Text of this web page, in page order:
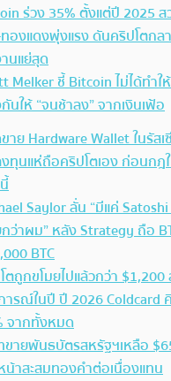
ร่วง 35% ตั้งแต่ปี 2025
ทองแดงพุ่งแรง ดันคริปโตก
นแย่สุด
Melker ชี้ Bitcoin ไม่ได้ทำใ
นให้ “จนช้าลง” จากเงินเฟ้อ
าย Hardware Wallet ในรัส
ทุนแห่ถือคริปโตเอง ก่อนกฎใ
Saylor ลั่น “มีแค่
ว่าผม” หลัง Strategy ถือ
BTC
ตถูกขโมยไปแล้วกว่า
ารณ์ในปี ปี 2026 Coldcard
จากทั้งหมด
ขายพันธบัตรสหรัฐฯเหลือ
น้าสะสมทองคำต่อเนื่องแทน